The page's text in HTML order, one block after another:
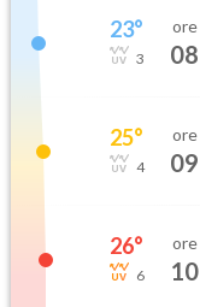
23°
3
ore
08
25°
4
ore
09
26°
6
ore
10